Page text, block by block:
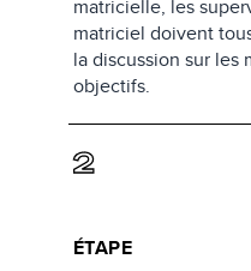
matricielle, les
matriciel doivent
la discussion sur les
objectifs.
2
ÉTAPE